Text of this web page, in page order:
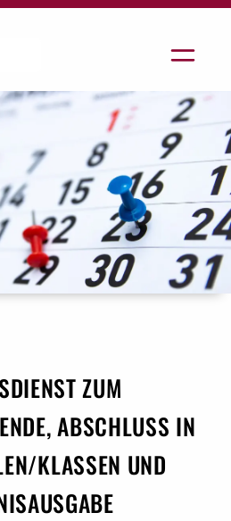
ZUM
ABSCHLUSS IN
KLASSEN UND